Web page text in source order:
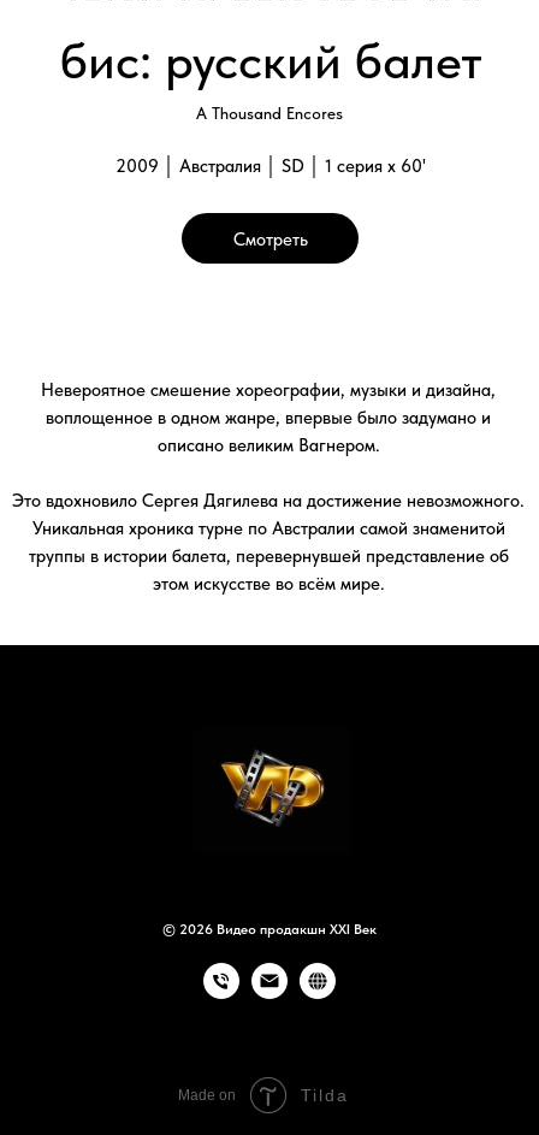
Это вдохновило Сергея Дягилева на достижение невозможного.
Уникальная хроника турне по Австралии самой знаменитой
труппы в истории балета, перевернувшей представление об
этом искусстве во всём мире.
© 2026 Видео продакшн XXI Век
Made on Tilda